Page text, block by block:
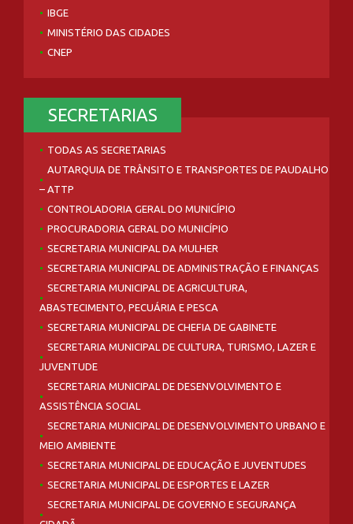
IBGE
MINISTÉRIO DAS CIDADES
CNEP
SECRETARIAS
TODAS AS SECRETARIAS
AUTARQUIA DE TRÂNSITO E TRANSPORTES DE PAUDALHO
– ATTP
CONTROLADORIA GERAL DO MUNICÍPIO
PROCURADORIA GERAL DO MUNICÍPIO
SECRETARIA MUNICIPAL DA MULHER
SECRETARIA MUNICIPAL DE ADMINISTRAÇÃO E FINANÇAS
SECRETARIA MUNICIPAL DE AGRICULTURA,
ABASTECIMENTO, PECUÁRIA E PESCA
SECRETARIA MUNICIPAL DE CHEFIA DE GABINETE
SECRETARIA MUNICIPAL DE CULTURA, TURISMO, LAZER E
JUVENTUDE
SECRETARIA MUNICIPAL DE DESENVOLVIMENTO E
ASSISTÊNCIA SOCIAL
SECRETARIA MUNICIPAL DE DESENVOLVIMENTO URBANO E
MEIO AMBIENTE
SECRETARIA MUNICIPAL DE EDUCAÇÃO E JUVENTUDES
SECRETARIA MUNICIPAL DE ESPORTES E LAZER
SECRETARIA MUNICIPAL DE GOVERNO E SEGURANÇA